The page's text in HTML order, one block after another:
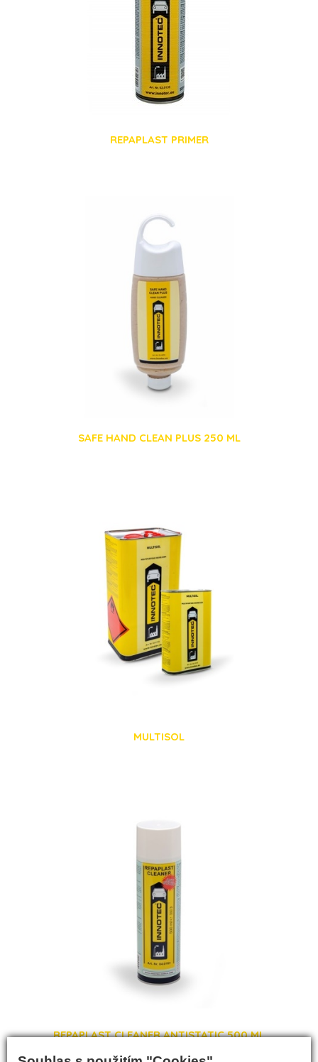
REPAPLAST PRIMER
SAFE HAND CLEAN PLUS 250 ML
MULTISOL
REPAPLAST CLEANER ANTISTATIC 500 ML